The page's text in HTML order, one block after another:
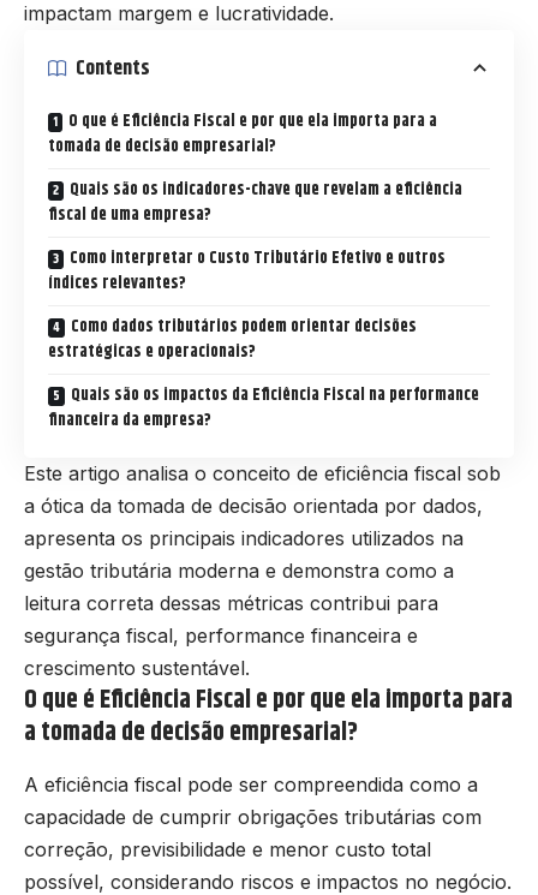
impactam margem e lucratividade.
Contents
O que é Eficiência Fiscal e por que ela importa para a
tomada de decisão empresarial?
Quais são os indicadores-chave que revelam a eficiência
fiscal de uma empresa?
Como interpretar o Custo Tributário Efetivo e outros
índices relevantes?
Como dados tributários podem orientar decisões
estratégicas e operacionais?
Quais são os impactos da Eficiência Fiscal na performance
financeira da empresa?
Este artigo analisa o conceito de eficiência fiscal sob
a ótica da tomada de decisão orientada por dados,
apresenta os principais indicadores utilizados na
gestão tributária moderna e demonstra como a
leitura correta dessas métricas contribui para
segurança fiscal, performance financeira e
crescimento sustentável.
O que é Eficiência Fiscal e por que ela importa para
a tomada de decisão empresarial?
A eficiência fiscal pode ser compreendida como a
capacidade de cumprir obrigações tributárias com
correção, previsibilidade e menor custo total
possível, considerando riscos e impactos no negócio.